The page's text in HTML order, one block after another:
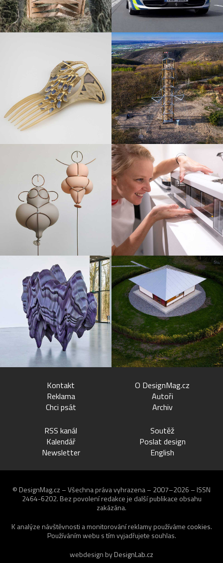
Kontakt
Reklama
Chci psát
O DesignMag.cz
Autoři
Archiv
RSS kanál
Kalendář
Newsletter
Soutěž
Poslat design
English
© DesignMag.cz – Všechna práva vyhrazena – 2007–2026 – ISSN
2464-6202. Bez povolení redakce je další publikace obsahu
zakázána.
K analýze návštěvnosti a monitorování reklamy používáme cookies.
Používáním webu s tím vyjadřujete souhlas.
webdesign byDesignLab.cz